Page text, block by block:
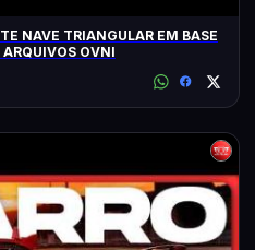
NAVE TRIANGULAR EM BASE
OVNI